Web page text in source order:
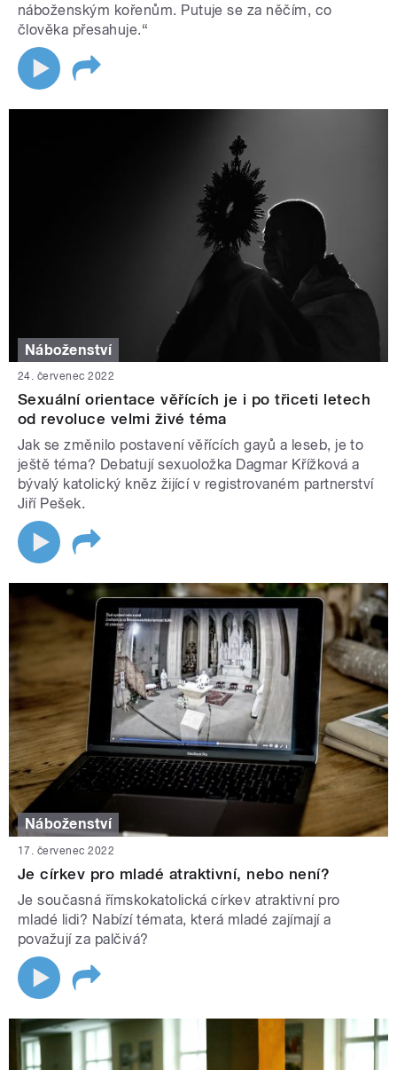
náboženským kořenům. Putuje se za něčím, co
člověka přesahuje.“
Náboženství
24. červenec 2022
Sexuální orientace věřících je i po třiceti letech
od revoluce velmi živé téma
Jak se změnilo postavení věřících gayů a leseb, je to
ještě téma? Debatují sexuoložka Dagmar Křížková a
bývalý katolický kněz žijící v registrovaném partnerství
Jiří Pešek.
Náboženství
17. červenec 2022
Je církev pro mladé atraktivní, nebo není?
Je současná římskokatolická církev atraktivní pro
mladé lidi? Nabízí témata, která mladé zajímají a
považují za palčivá?